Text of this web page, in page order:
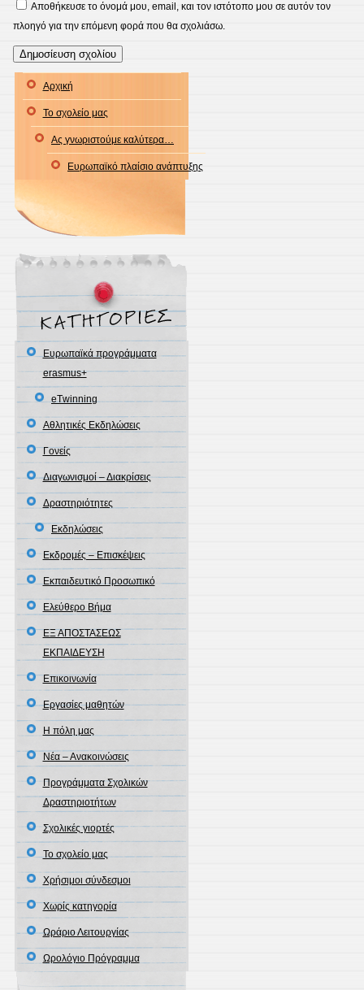
Αποθήκευσε το όνομά μου, email, και τον ιστότοπο μου σε αυτόν τον
πλοηγό για την επόμενη φορά που θα σχολιάσω.
Αρχική
Το σχολείο μας
Ας γνωριστούμε καλύτερα…
Ευρωπαϊκό πλαίσιο ανάπτυξης
Eυρωπαϊκά προγράμματα
erasmus+
eΤwinning
Αθλητικές Εκδηλώσεις
Γονείς
Διαγωνισμοί – Διακρίσεις
Δραστηριότητες
Εκδηλώσεις
Εκδρομές – Επισκέψεις
Εκπαιδευτικό Προσωπικό
Ελεύθερο Βήμα
ΕΞ ΑΠΟΣΤΑΣΕΩΣ
ΕΚΠΑΙΔΕΥΣΗ
Επικοινωνία
Εργασίες μαθητών
Η πόλη μας
Νέα – Ανακοινώσεις
Προγράμματα Σχολικών
Δραστηριοτήτων
Σχολικές γιορτές
Το σχολείο μας
Χρήσιμοι σύνδεσμοι
Χωρίς κατηγορία
Ωράριο Λειτουργίας
Ωρολόγιο Πρόγραμμα